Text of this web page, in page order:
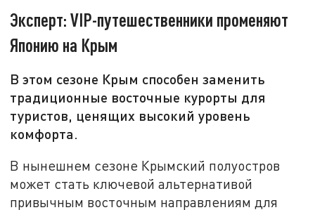
Эксперт: VIP-путешественники променяют
Японию на Крым
В этом сезоне Крым способен заменить
традиционные восточные курорты для
туристов, ценящих высокий уровень
комфорта.
В нынешнем сезоне Крымский полуостров
может стать ключевой альтернативой
привычным восточным направлениям для